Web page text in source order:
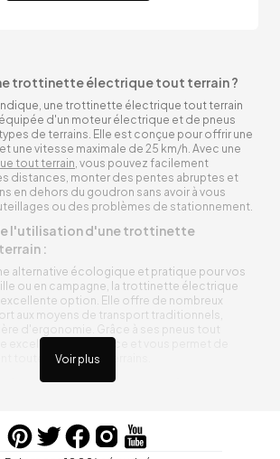
Voir plus
trottinette électrique tout terrain ?
une trottinette électrique tout terrain
d'un moteur électrique et de pneus
de terrains. Elle est conçue pour offrir une
une vitesse maximale de 25 km/h. Avec une
tout terrain, vous pouvez facilement
distances, monter des pentes abruptes et
en dehors du goudron sans avoir à vous
ou des problèmes de stationnement.
l'utilisation d'une trottinette
:
alternative écologique et pratique pour vos
ou en campagne, la trottinette électrique
option. Elle offre de nombreux
aux moyens de transport traditionnels,
d'ergonomie. Grâce à ses pneus tout
excellente adhérence et vous permet de
toutes sortes de terrains.
tout terrain ergonomique
n’aurez pas à vous soucier de l’état de sa
est équipée de pneus résistants qui peuvent